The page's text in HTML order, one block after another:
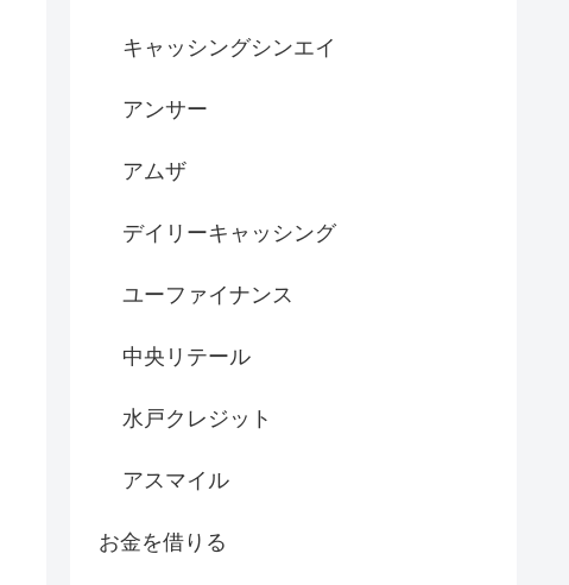
キャッシングシンエイ
アンサー
アムザ
デイリーキャッシング
ユーファイナンス
中央リテール
水戸クレジット
アスマイル
お金を借りる